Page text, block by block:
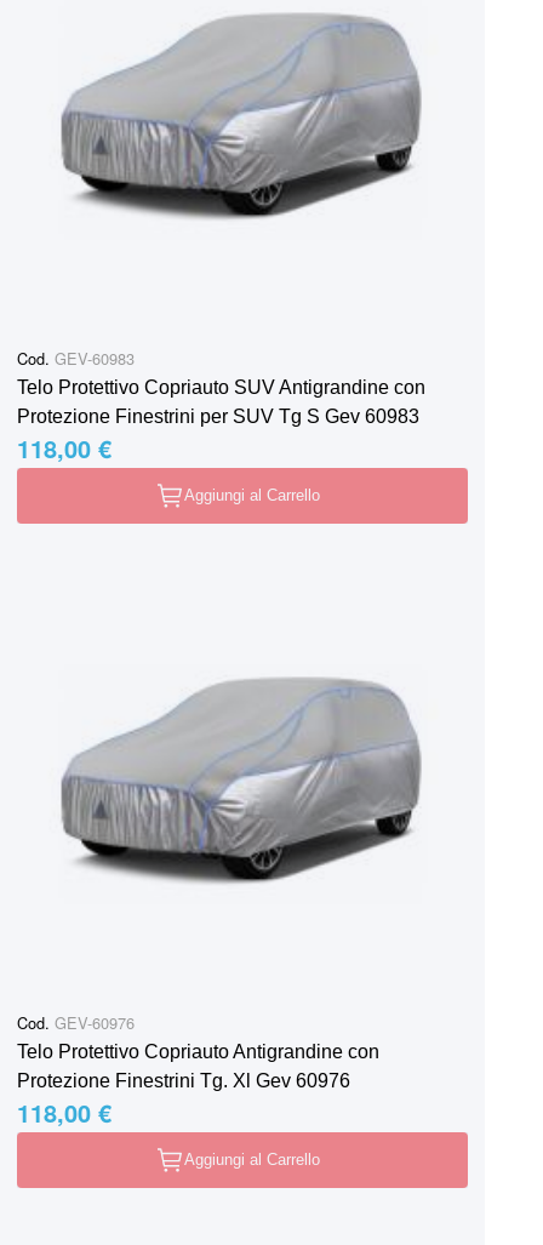
Cod. GEV-60983
Telo Protettivo Copriauto SUV Antigrandine con
Protezione Finestrini per SUV Tg S Gev 60983
118,00 €
Aggiungi al Carrello
Cod. GEV-60976
Telo Protettivo Copriauto Antigrandine con
Protezione Finestrini Tg. Xl Gev 60976
118,00 €
Aggiungi al Carrello